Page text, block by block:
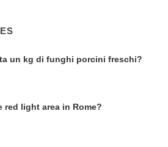
un kg di funghi porcini freschi?
red light area in Rome?